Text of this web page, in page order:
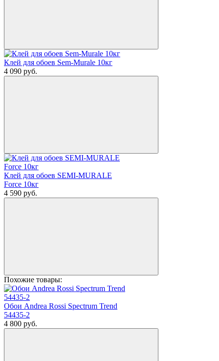
Клей для обоев Sem-Murale 10кг
4 090 руб.
Клей для обоев SEMI-MURALE
Force 10кг
4 590 руб.
Похожие товары:
Обои Andrea Rossi Spectrum Trend
54435-2
4 800 руб.